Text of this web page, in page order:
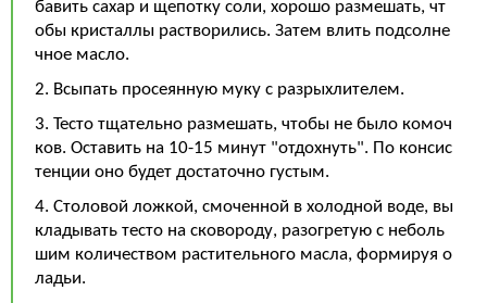
бавить сахар и щепотку соли, хорошо размешать, чт
обы кристаллы растворились. Затем влить подсолне
чное масло.
2. Всыпать просеянную муку с разрыхлителем.
3. Тесто тщательно размешать, чтобы не было комоч
ков. Оставить на 10-15 минут "отдохнуть". По консис
тенции оно будет достаточно густым.
4. Столовой ложкой, смоченной в холодной воде, вы
кладывать тесто на сковороду, разогретую с неболь
шим количеством растительного масла, формируя о
ладьи.